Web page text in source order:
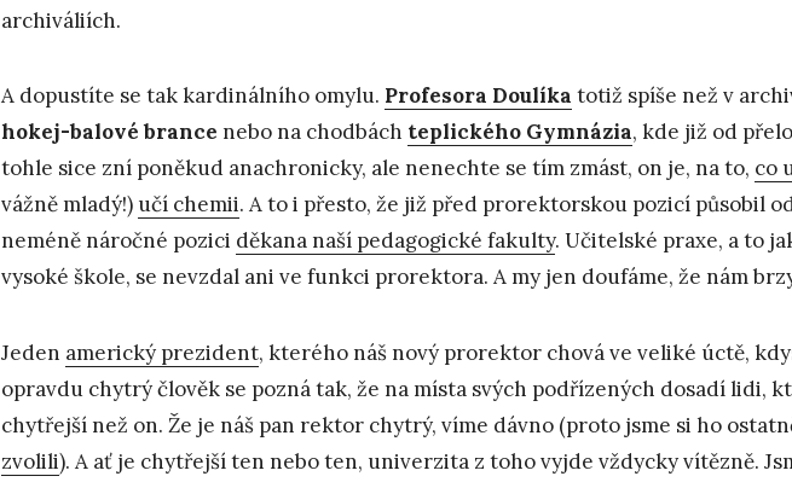
archiváliích.
A dopustíte se tak kardinálního omylu. Profesora Doulíka totiž spíše než v
hokej-balové brance nebo na chodbách teplického Gymnázia, kde již od
tohle sice zní poněkud anachronicky, ale nenechte se tím zmást, on je, na to, co
vážně mladý!) učí chemii. A to i přesto, že již před prorektorskou pozicí působil
neméně náročné pozici děkana naší pedagogické fakulty. Učitelské praxe, a to
vysoké škole, se nevzdal ani ve funkci prorektora. A my jen doufáme, že nám
Jeden americký prezident, kterého náš nový prorektor chová ve veliké úctě,
opravdu chytrý člověk se pozná tak, že na místa svých podřízených dosadí lidi,
chytřejší než on. Že je náš pan rektor chytrý, víme dávno (proto jsme si ho
zvolili). A ať je chytřejší ten nebo ten, univerzita z toho vyjde vždycky vítězně.